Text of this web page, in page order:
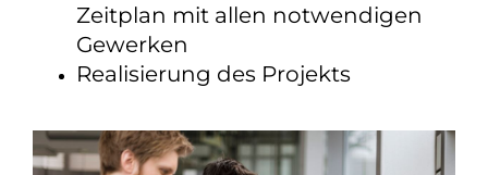
Zeitplan mit allen notwendigen
Gewerken
Realisierung des Projekts